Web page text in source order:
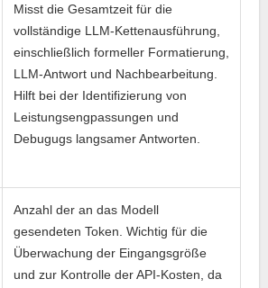
Misst die Gesamtzeit für die
vollständige LLM-Kettenausführung,
einschließlich formeller Formatierung,
LLM-Antwort und Nachbearbeitung.
Hilft bei der Identifizierung von
Leistungsengpassungen und
Debugugs langsamer Antworten.
Anzahl der an das Modell
gesendeten Token. Wichtig für die
Überwachung der Eingangsgröße
und zur Kontrolle der API-Kosten, da